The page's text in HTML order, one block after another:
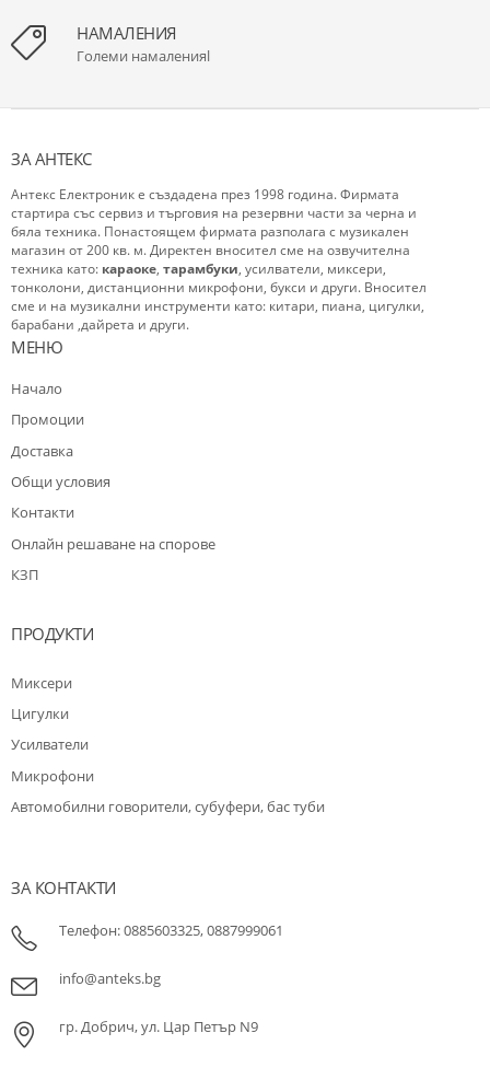
НАМАЛЕНИЯ
Големи намаленияl
ЗА АНТЕКС
Антекс Електроник е създадена през 1998 година. Фирмата
стартира със сервиз и търговия на резервни части за черна и
бяла техника. Понастоящем фирмата разполага с музикален
магазин от 200 кв. м. Директен вносител сме на озвучителна
техника като: караоке, тарамбуки, усилватели, миксери,
тонколони, дистанционни микрофони, букси и други. Вносител
сме и на музикални инструменти като: китари, пиана, цигулки,
барабани ,дайрета и други.
МЕНЮ
Начало
Промоции
Доставка
Общи условия
Контакти
Oнлайн решаване на спорове
КЗП
ПРОДУКТИ
Миксери
Цигулки
Усилватели
Микрофони
Автомобилни говорители, субуфери, бас туби
ЗА КОНТАКТИ
Телефон: 0885603325, 0887999061
info@anteks.bg
гр. Добрич, ул. Цар Петър N9